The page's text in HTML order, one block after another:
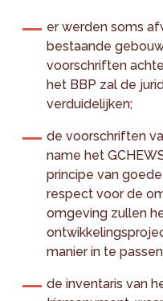
er werden soms
bestaande
voorschriften
het BBP zal de
verduidelijken;
de voorschriften
name het
principe van
respect voor de
omgeving zullen
manier in te
de inventaris van